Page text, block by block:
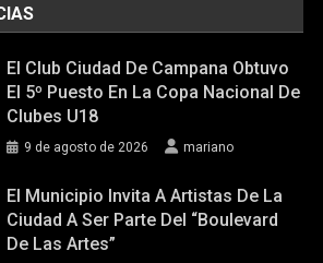
El Club Ciudad De Campana Obtuvo
El 5º Puesto En La Copa Nacional De
Clubes U18
9 de agosto de 2026 mariano
El Municipio Invita A Artistas De La
Ciudad A Ser Parte Del “Boulevard
De Las Artes”